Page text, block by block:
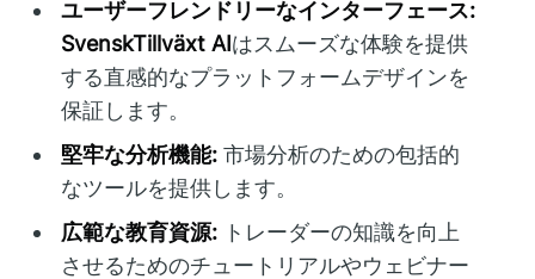
ユーザーフレンドリーなインターフェース:
SvenskTillväxt AIはスムーズな体験を提供
する直感的なプラットフォームデザインを
保証します。
堅牢な分析機能: 市場分析のための包括的
なツールを提供します。
広範な教育資源: トレーダーの知識を向上
させるためのチュートリアルやウェビナー